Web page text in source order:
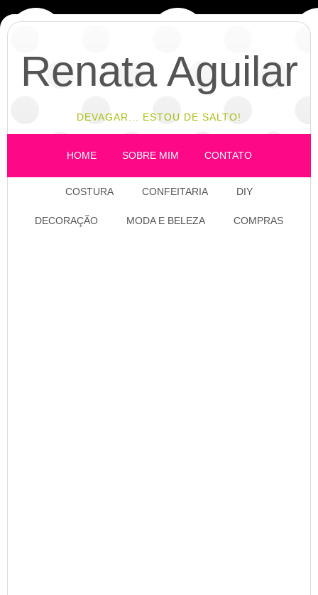
Renata Aguilar
DEVAGAR... ESTOU DE SALTO!
HOME SOBRE MIM CONTATO
COSTURA CONFEITARIA DIY
DECORAÇÃO MODA E BELEZA COMPRAS